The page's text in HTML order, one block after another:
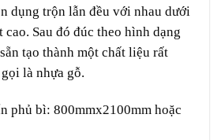
dụng trộn lẫn đều với nhau dưới
cao. Sau đó đúc theo hình dạng
tạo thành một chất liệu rất
là nhựa gỗ.
phủ bì: 800mmx2100mm hoặc